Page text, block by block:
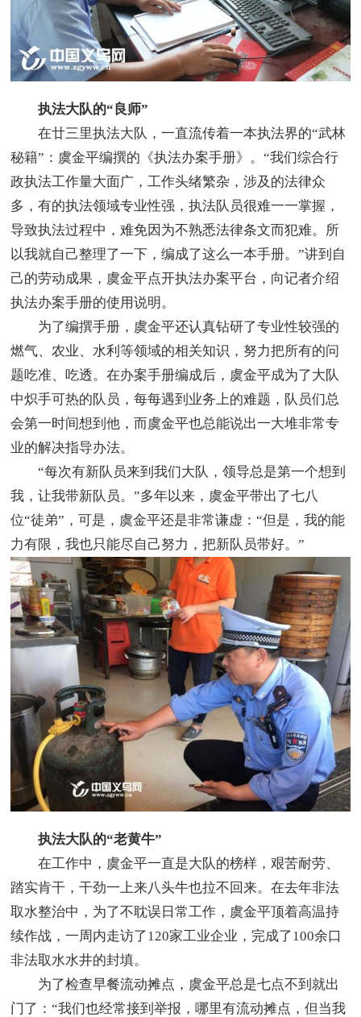
执法大队的“良师”
在廿三里执法大队，一直流传着一本执法界的“武林
秘籍”：虞金平编撰的《执法办案手册》。“我们综合行
政执法工作量大面广，工作头绪繁杂，涉及的法律众
多，有的执法领域专业性强，执法队员很难一一掌握，
导致执法过程中，难免因为不熟悉法律条文而犯难。所
以我就自己整理了一下，编成了这么一本手册。”讲到自
己的劳动成果，虞金平点开执法办案平台，向记者介绍
执法办案手册的使用说明。
为了编撰手册，虞金平还认真钻研了专业性较强的
燃气、农业、水利等领域的相关知识，努力把所有的问
题吃准、吃透。在办案手册编成后，虞金平成为了大队
中炽手可热的队员，每每遇到业务上的难题，队员们总
会第一时间想到他，而虞金平也总能说出一大堆非常专
业的解决指导办法。
“每次有新队员来到我们大队，领导总是第一个想到
我，让我带新队员。”多年以来，虞金平带出了七八
位“徒弟”，可是，虞金平还是非常谦虚：“但是，我的能
力有限，我也只能尽自己努力，把新队员带好。”
执法大队的“老黄牛”
在工作中，虞金平一直是大队的榜样，艰苦耐劳、
踏实肯干，干劲一上来八头牛也拉不回来。在去年非法
取水整治中，为了不耽误日常工作，虞金平顶着高温持
续作战，一周内走访了120家工业企业，完成了100余口
非法取水水井的封填。
为了检查早餐流动摊点，虞金平总是七点不到就出
门了：“我们也经常接到举报，哪里有流动摊点，但当我